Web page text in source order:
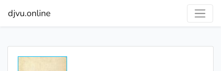
djvu.online